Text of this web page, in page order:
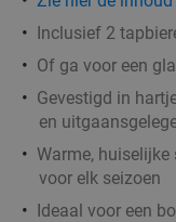
Inclusief 2
Of ga voor een
Gevestigd in
en
Warme,
voor elk seizoen
Ideaal voor een